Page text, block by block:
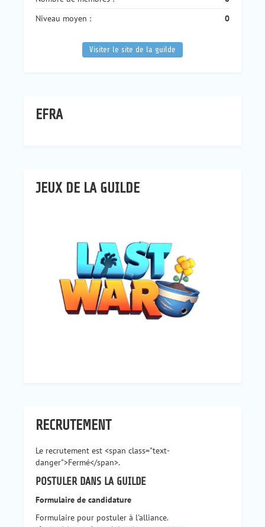
Niveau moyen :
0
Visiter le site de la guilde
EFRA
JEUX DE LA GUILDE
RECRUTEMENT
Le recrutement est <span class="text-
danger">Fermé</span>.
POSTULER DANS LA GUILDE
Formulaire de candidature
Formulaire pour postuler à l'alliance.